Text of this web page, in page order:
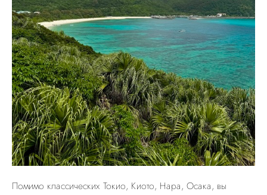
Помимо классических Токио, Киото, Нара, Осака, вы